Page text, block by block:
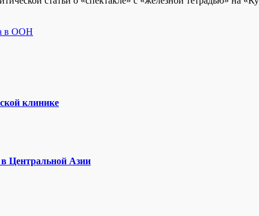
в ООН
клинике
Центральной Азии